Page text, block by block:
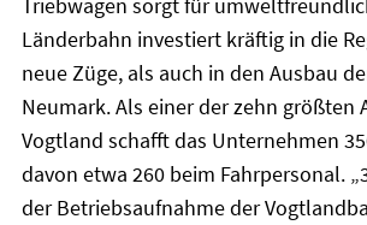
Länderbahn investiert kräftig in die
neue Züge, als auch in den Ausbau
Neumark. Als einer der zehn größten
Vogtland schafft das Unternehmen
davon etwa 260 beim Fahrpersonal.
der Betriebsaufnahme der